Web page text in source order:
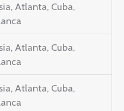
Atlanta, Cuba,
Atlanta, Cuba,
Atlanta, Cuba,